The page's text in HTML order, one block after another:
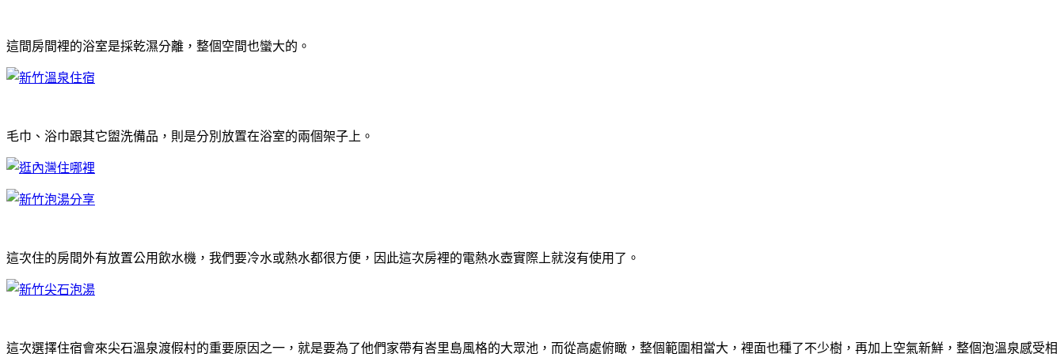
這間房間裡的浴室是採乾濕分離，整個空間也蠻大的。
毛巾、浴巾跟其它盥洗備品，則是分別放置在浴室的兩個架子上。
這次住的房間外有放置公用飲水機，我們要冷水或熱水都很方便，因此這次房裡的電熱水壺實際上就沒有使用了。
這次選擇住宿會來尖石溫泉渡假村的重要原因之一，就是要為了他們家帶有峇里島風格的大眾池，而從高處俯瞰，整個範圍相當大，裡面也種了不少樹，再加上空氣新鮮，整個泡溫泉感受相